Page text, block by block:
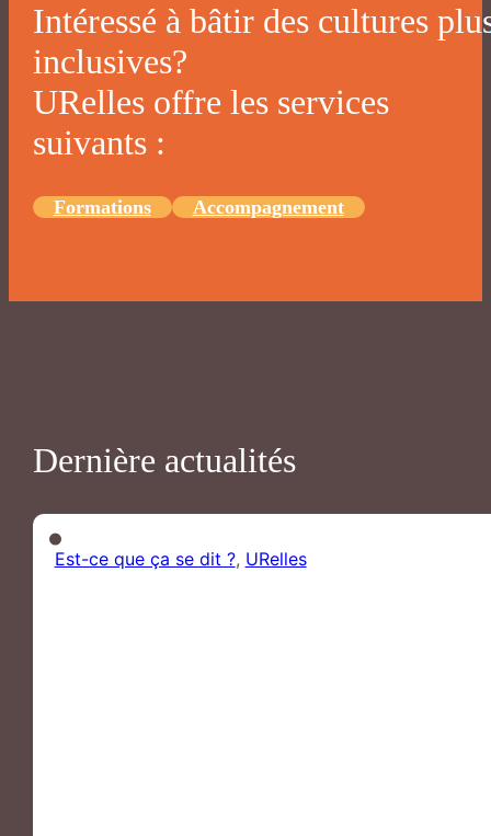
Intéressé à bâtir des cultures
inclusives?
URelles offre les services
suivants :
Formations Accompagnement
Dernière actualités
Est-ce que ça se dit ?, URelles